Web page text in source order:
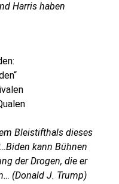
Harris haben
Bleistifthals dieses
kann Bühnen
der Drogen, die er
(Donald J. Trump)